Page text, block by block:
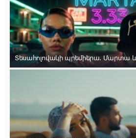
Տեսահոլովակի պրեմիերա․ Մարտա և